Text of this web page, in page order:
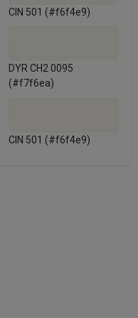
CIN 501 (#f6f4e9)
DYR CH2 0095
(#f7f6ea)
CIN 501 (#f6f4e9)